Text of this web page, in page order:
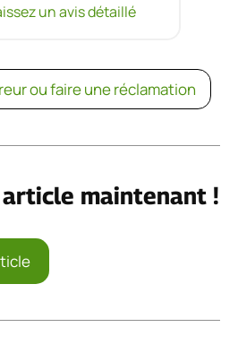
un avis détaillé
ou faire une réclamation
maintenant !